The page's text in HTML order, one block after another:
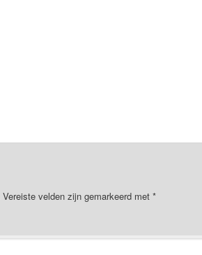
Vereiste velden zijn gemarkeerd met *